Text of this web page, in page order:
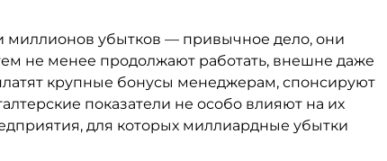
миллионов убытков — привычное дело, они
не менее продолжают работать, внешне даже
крупные бонусы менеджерам, спонсируют
показатели не особо влияют на их
для которых миллиардные убытки